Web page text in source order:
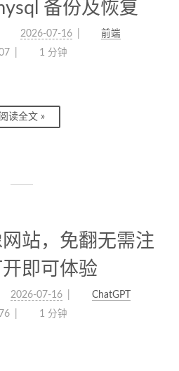
备份及恢复
2026-07-16
前端
1 分钟
阅读全文 »
站，免翻无需注
即可体验
2026-07-16
ChatGPT
1 分钟